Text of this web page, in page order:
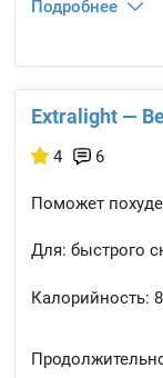
Подробнее
Extralight —
4
6
Поможет
Для: быстрого
Калорийность: